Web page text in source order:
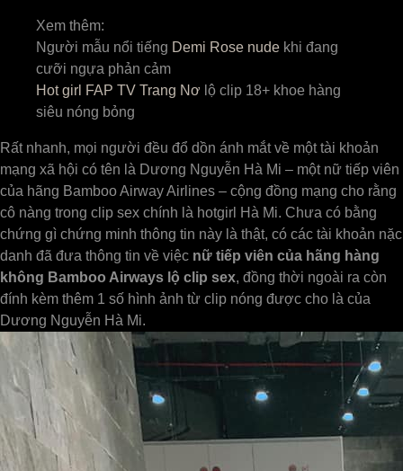
Xem thêm:
Người mẫu nổi tiếng Demi Rose nude khi đang
cưỡi ngựa phản cảm
Hot girl FAP TV Trang Nơ lộ clip 18+ khoe hàng
siêu nóng bỏng
Rất nhanh, mọi người đều đổ dồn ánh mắt về một tài khoản
mạng xã hội có tên là Dương Nguyễn Hà Mi – một nữ tiếp viên
của hãng Bamboo Airway Airlines – cộng đồng mạng cho rằng
cô nàng trong clip sex chính là hotgirl Hà Mi. Chưa có bằng
chứng gì chứng minh thông tin này là thật, có các tài khoản nặc
danh đã đưa thông tin về việc nữ tiếp viên của hãng hàng
không Bamboo Airways lộ clip sex, đồng thời ngoài ra còn
đính kèm thêm 1 số hình ảnh từ clip nóng được cho là của
Dương Nguyễn Hà Mi.